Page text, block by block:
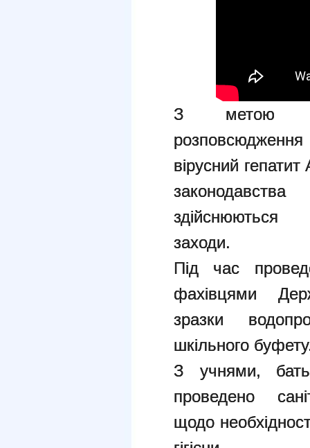
З метою
вірусний
здійснюються
заходи.
Під час
фахівцями
зразки
шкільного
З учнями,
проведено
щодо